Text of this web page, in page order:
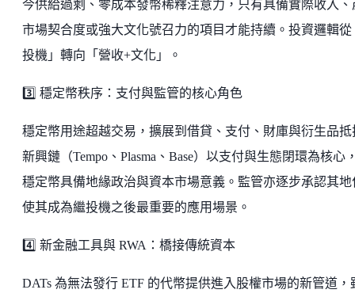
今供給過剩、零成本發幣稀釋注意力，只有具備實際收入、
市場契合度或強大文化號召力的項目才能持續。投資邏輯從
投機」轉向「營收+文化」。
3️⃣ 穩定幣秩序：支付與監管的核心角色
穩定幣用途超越交易，擴展到借貸、支付、財庫與衍生品抵
新興鏈（Tempo、Plasma、Base）以支付與生態閉環為核心
穩定幣具備地緣政治與資本市場意義。監管亦逐步承認其地
使其成為繼投機之後最重要的應用場景。
4️⃣ 新金融工具與 RWA：橋接傳統資本
DATs 為無法發行 ETF 的代幣提供進入股權市場的新管道，